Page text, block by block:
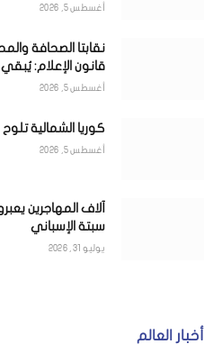
أغسطس 5, 2026
نقابتا الصحافة
قانون الإعلام:
الصحافيين
أغسطس 5, 2026
كوريا الشمالية
أغسطس 5, 2026
آلاف المهاجرين
سبتة الإسباني
يوليو 31, 2026
أخبار العالم